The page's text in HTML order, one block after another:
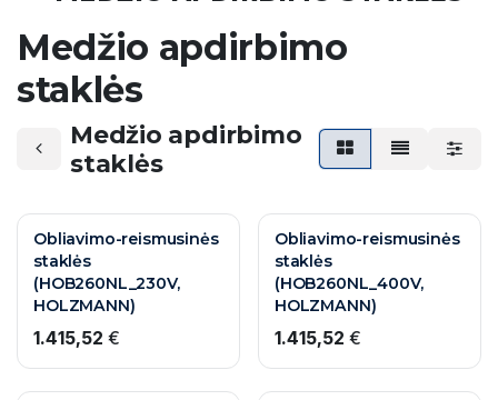
Medžio apdirbimo
staklės
Medžio apdirbimo
staklės
Obliavimo-reismusinės
staklės
(HOB260NL_230V,
HOLZMANN)
1.415,52 €
Obliavimo-reismusinės
staklės
(HOB260NL_400V,
HOLZMANN)
1.415,52 €